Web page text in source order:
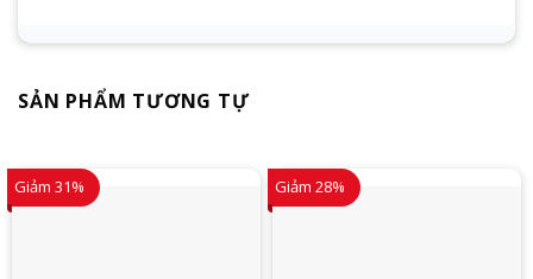
SẢN PHẨM TƯƠNG TỰ
Giảm 31% Giảm 28%